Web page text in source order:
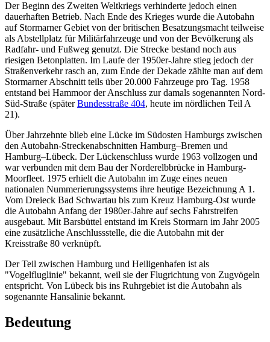
Der Beginn des Zweiten Weltkriegs verhinderte jedoch einen
dauerhaften Betrieb. Nach Ende des Krieges wurde die Autobahn
auf Stormarner Gebiet von der britischen Besatzungsmacht teilweise
als Abstellplatz für Militärfahrzeuge und von der Bevölkerung als
Radfahr- und Fußweg genutzt. Die Strecke bestand noch aus
riesigen Betonplatten. Im Laufe der 1950er-Jahre stieg jedoch der
Straßenverkehr rasch an, zum Ende der Dekade zählte man auf dem
Stormarner Abschnitt teils über 20.000 Fahrzeuge pro Tag. 1958
entstand bei Hammoor der Anschluss zur damals sogenannten Nord-
Süd-Straße (späterBundesstraße 404, heute im nördlichen Teil A
21).
Über Jahrzehnte blieb eine Lücke im Südosten Hamburgs zwischen
den Autobahn-Streckenabschnitten Hamburg–Bremen und
Hamburg–Lübeck. Der Lückenschluss wurde 1963 vollzogen und
war verbunden mit dem Bau der Norderelbbrücke in Hamburg-
Moorfleet. 1975 erhielt die Autobahn im Zuge eines neuen
nationalen Nummerierungssystems ihre heutige Bezeichnung A 1.
Vom Dreieck Bad Schwartau bis zum Kreuz Hamburg-Ost wurde
die Autobahn Anfang der 1980er-Jahre auf sechs Fahrstreifen
ausgebaut. Mit Barsbüttel entstand im Kreis Stormarn im Jahr 2005
eine zusätzliche Anschlussstelle, die die Autobahn mit der
Kreisstraße 80 verknüpft.
Der Teil zwischen Hamburg und Heiligenhafen ist als
"Vogelfluglinie" bekannt, weil sie der Flugrichtung von Zugvögeln
entspricht. Von Lübeck bis ins Ruhrgebiet ist die Autobahn als
sogenannte Hansalinie bekannt.
Bedeutung